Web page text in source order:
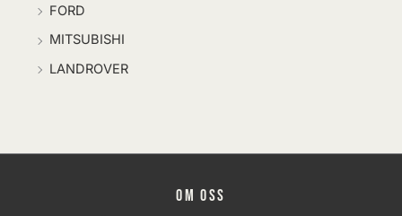
FORD
MITSUBISHI
LANDROVER
Om oss